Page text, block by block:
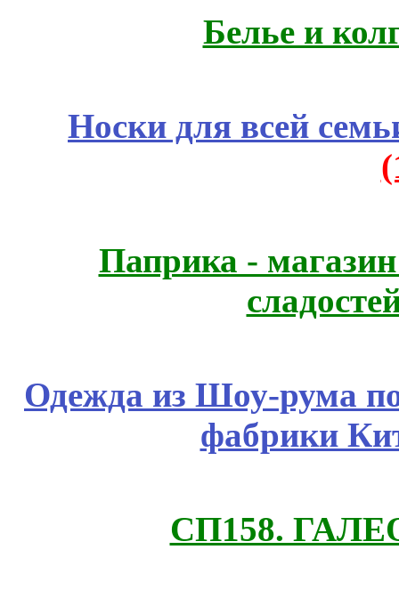
Белье и
Носки для всей
Паприка -
Одежда из Шоу-рума
фабрики
СП158.